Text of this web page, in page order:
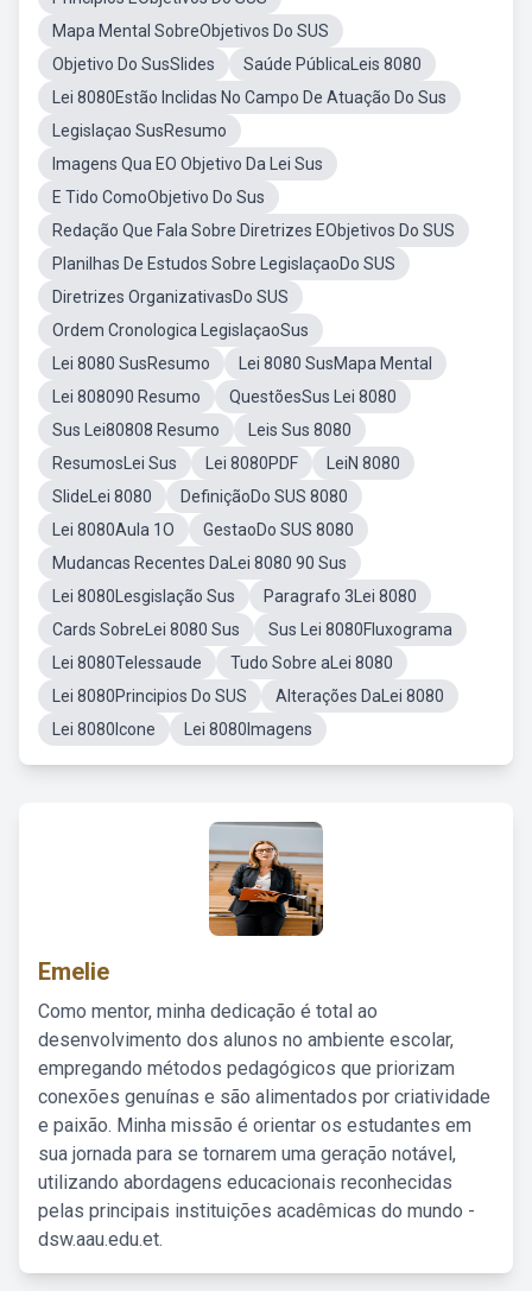
Mapa Mental SobreObjetivos Do SUS
Objetivo Do SusSlides
Saúde PúblicaLeis 8080
Lei 8080Estão Inclidas No Campo De Atuação Do Sus
Legislaçao SusResumo
Imagens Qua EO Objetivo Da Lei Sus
E Tido ComoObjetivo Do Sus
Redação Que Fala Sobre Diretrizes EObjetivos Do SUS
Planilhas De Estudos Sobre LegislaçaoDo SUS
Diretrizes OrganizativasDo SUS
Ordem Cronologica LegislaçaoSus
Lei 8080 SusResumo
Lei 8080 SusMapa Mental
Lei 808090 Resumo
QuestõesSus Lei 8080
Sus Lei80808 Resumo
Leis Sus 8080
ResumosLei Sus
Lei 8080PDF
LeiN 8080
SlideLei 8080
DefiniçãoDo SUS 8080
Lei 8080Aula 1O
GestaoDo SUS 8080
Mudancas Recentes DaLei 8080 90 Sus
Lei 8080Lesgislação Sus
Paragrafo 3Lei 8080
Cards SobreLei 8080 Sus
Sus Lei 8080Fluxograma
Lei 8080Telessaude
Tudo Sobre aLei 8080
Lei 8080Principios Do SUS
Alterações DaLei 8080
Lei 8080Icone
Lei 8080Imagens
Emelie
Como mentor, minha dedicação é total ao
desenvolvimento dos alunos no ambiente escolar,
empregando métodos pedagógicos que priorizam
conexões genuínas e são alimentados por criatividade
e paixão. Minha missão é orientar os estudantes em
sua jornada para se tornarem uma geração notável,
utilizando abordagens educacionais reconhecidas
pelas principais instituições acadêmicas do mundo -
dsw.aau.edu.et.